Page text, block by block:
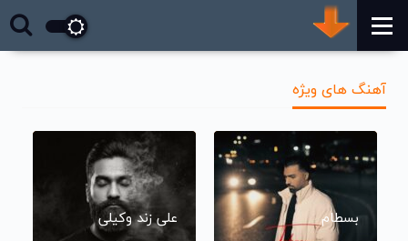
آهنگ های ویژه
بسطام علی زند وکیلی